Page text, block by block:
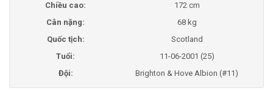
Chiều cao:
172 cm
Cân nặng:
68 kg
Quốc tịch:
Scotland
Tuổi:
11-06-2001 (25)
Đội:
Brighton & Hove Albion (#11)